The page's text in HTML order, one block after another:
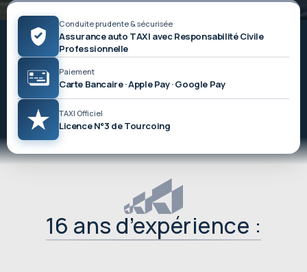
Conduite prudente & sécurisée
Assurance auto TAXI avec Responsabilité Civile
Professionnelle
Paiement
Carte Bancaire ·Apple Pay · Google Pay
TAXI Officiel
Licence N°3 de Tourcoing
16 ans d’expérience :